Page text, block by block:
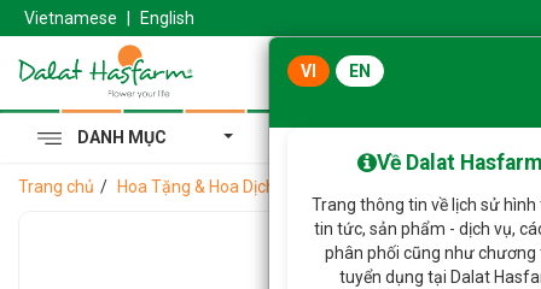
Vietnamese English
DANH MỤC
Trang chủ Hoa Tặng & Hoa Dịch Vụ
VI EN
Về Dalat Hasfarm
Trang thông tin về lịch sử hình
tin tức, sản phẩm - dịch vụ,
phân phối cũng như chương
tuyển dụng tại Dalat